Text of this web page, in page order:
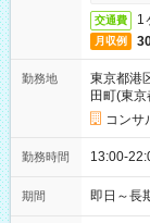
交通費 1
月収例
勤務地
東京都港
田町(東
コンサ
勤務時間 13:00-
期間 即日～